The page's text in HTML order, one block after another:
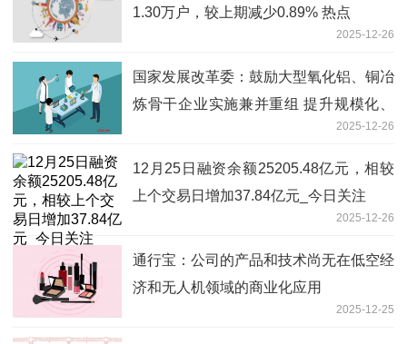
1.30万户，较上期减少0.89% 热点
2025-12-26
国家发展改革委：鼓励大型氧化铝、铜冶
炼骨干企业实施兼并重组 提升规模化、
2025-12-26
12月25日融资余额25205.48亿元，相较
上个交易日增加37.84亿元_今日关注
2025-12-26
通行宝：公司的产品和技术尚无在低空经
济和无人机领域的商业化应用
2025-12-25